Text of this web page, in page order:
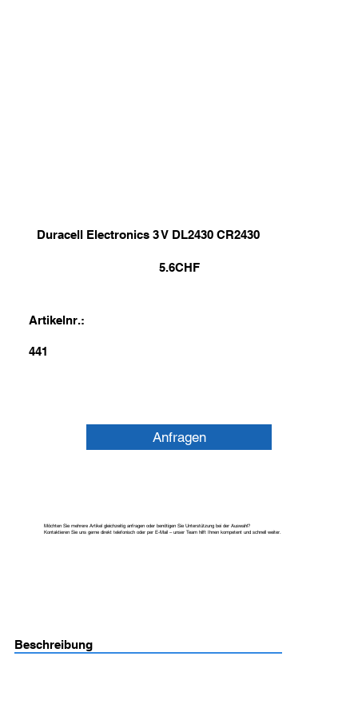
Duracell Electronics 3 V DL2430 CR2430
5.6CHF
Artikelnr.:
441
Anfragen
Möchten Sie mehrere Artikel gleichzeitig anfragen oder benötigen Sie Unterstützung bei der Auswahl?
Kontaktieren Sie uns gerne direkt telefonisch oder per E-Mail – unser Team hilft Ihnen kompetent und schnell weiter.
Beschreibung